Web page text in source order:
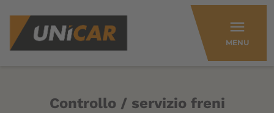
MENU
menu
Controllo / servizio freni